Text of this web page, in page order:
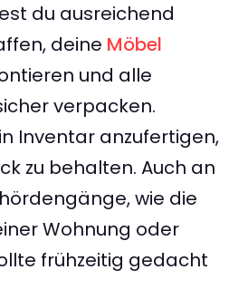
du ausreichend
deine Möbel
und alle
verpacken.
Inventar anzufertigen,
zu behalten. Auch an
wie die
Wohnung oder
frühzeitig gedacht